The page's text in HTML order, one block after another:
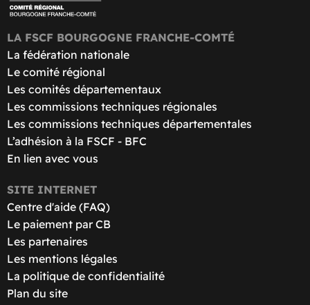
LA FSCF BOURGOGNE FRANCHE-COMTÉ
La fédération nationale
Le comité régional
Les comités départementaux
Les commissions techniques régionales
Les commissions techniques départementales
L’adhésion à la FSCF - BFC
En lien avec vous
SITE INTERNET
Centre d'aide (FAQ)
Le paiement par CB
Les partenaires
Les mentions légales
La politique de confidentialité
Plan du site